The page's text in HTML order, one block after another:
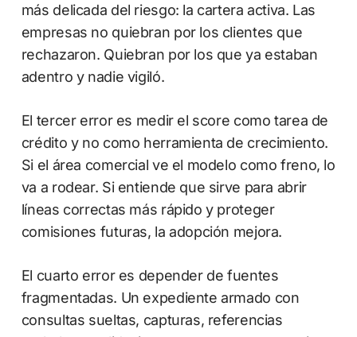
más delicada del riesgo: la cartera activa. Las
empresas no quiebran por los clientes que
rechazaron. Quiebran por los que ya estaban
adentro y nadie vigiló.
El tercer error es medir el score como tarea de
crédito y no como herramienta de crecimiento.
Si el área comercial ve el modelo como freno, lo
va a rodear. Si entiende que sirve para abrir
líneas correctas más rápido y proteger
comisiones futuras, la adopción mejora.
El cuarto error es depender de fuentes
fragmentadas. Un expediente armado con
consultas sueltas, capturas, referencias